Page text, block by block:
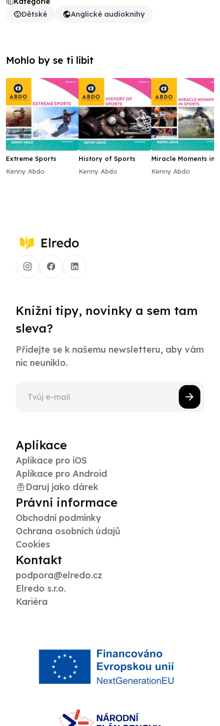
Dětské
Anglické audioknihy
Mohlo by se ti líbit
Extreme Sports
Kenny Abdo
History of Sports
Kenny Abdo
Miracle Moments in
Kenny Abdo
Knižní tipy, novinky a sem tam
sleva?
Přidejte se k našemu newsletteru, aby vám
nic neuniklo.
Aplikace
Aplikace pro iOS
Aplikace pro Android
Daruj jako dárek
Právní informace
Obchodní podmínky
Ochrana osobních údajů
Cookies
Kontakt
podpora@elredo.cz
Elredo s.r.o.
Kariéra